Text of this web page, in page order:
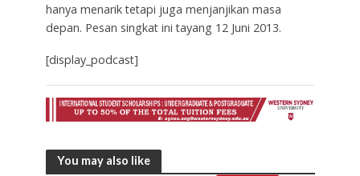
hanya menarik tetapi juga menjanjikan masa
depan. Pesan singkat ini tayang 12 Juni 2013.
[display_podcast]
You may also like